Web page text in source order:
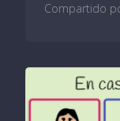
Compartido